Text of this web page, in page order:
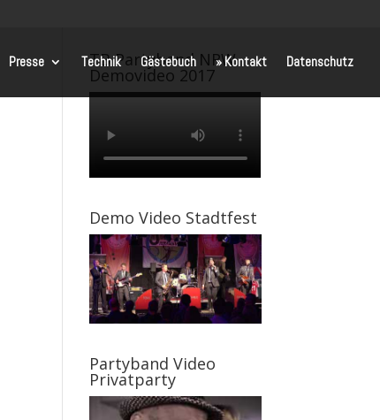
Presse Technik Gästebuch » Kontakt Datenschutz
TB Partyband NRW
Demovideo 2017
Demo Video Stadtfest
Partyband Video
Privatparty